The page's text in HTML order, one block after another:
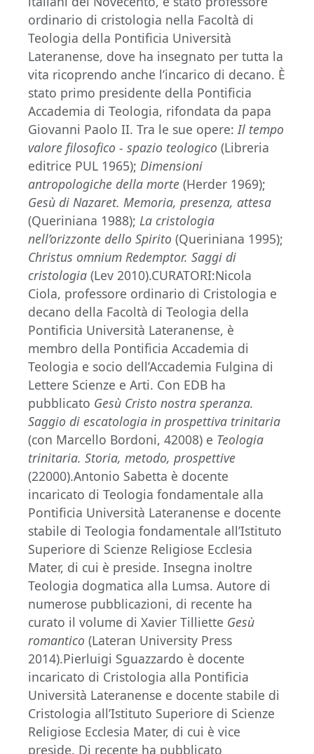
ordinario di cristologia nella Facoltà di
Teologia della Pontificia Università
Lateranense, dove ha insegnato per tutta la
vita ricoprendo anche l’incarico di decano. È
stato primo presidente della Pontificia
Accademia di Teologia, rifondata da papa
Giovanni Paolo II. Tra le sue opere:Il tempo
valore filosofico - spazio teologico (Libreria
editrice PUL 1965); Dimensioni
antropologiche della morte (Herder 1969);
Gesù di Nazaret. Memoria, presenza, attesa
(Queriniana 1988); La cristologia
nell’orizzonte dello Spirito (Queriniana 1995);
Christus omnium Redemptor. Saggi di
cristologia (Lev 2010).CURATORI:Nicola
Ciola, professore ordinario di Cristologia e
decano della Facoltà di Teologia della
Pontificia Università Lateranense, è
membro della Pontificia Accademia di
Teologia e socio dell’Accademia Fulgina di
Lettere Scienze e Arti. Con EDB ha
pubblicato Gesù Cristo nostra speranza.
Saggio di escatologia in prospettiva trinitaria
(con Marcello Bordoni, 42008) e Teologia
trinitaria. Storia, metodo, prospettive
(22000).Antonio Sabetta è docente
incaricato di Teologia fondamentale alla
Pontificia Università Lateranense e docente
stabile di Teologia fondamentale all’Istituto
Superiore di Scienze Religiose Ecclesia
Mater, di cui è preside. Insegna inoltre
Teologia dogmatica alla Lumsa. Autore di
numerose pubblicazioni, di recente ha
curato il volume di Xavier Tilliette Gesù
romantico (Lateran University Press
2014).Pierluigi Sguazzardo è docente
incaricato di Cristologia alla Pontificia
Università Lateranense e docente stabile di
Cristologia all’Istituto Superiore di Scienze
Religiose Ecclesia Mater, di cui è vice
preside. Di recente ha pubblicato